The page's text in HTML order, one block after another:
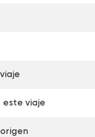
este viaje